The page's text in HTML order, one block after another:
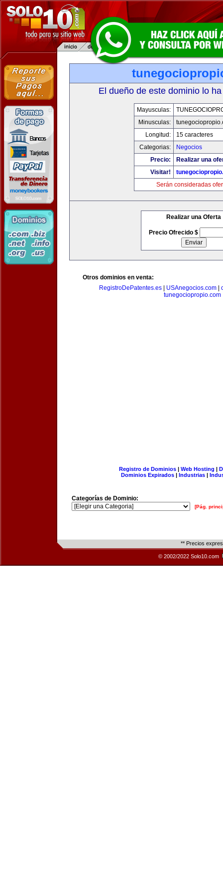
El dueño de este dominio lo
Mayusculas:
Minusculas:
Longitud:
15 caracteres
Categorias:
Negocios
Precio:
Realizar una
Visitar!
Serán consideradas
Realizar una Oferta
Precio Ofrecido $
Otros dominios en venta:
RegistroDePatentes.es
USAnegocios.com
tunegociopropio.com
Registro de Dominios| Web Hosting |
Dominios Expirados | Industrias |
Categorías de Dominio:
[Pág.
** Precios
© 2002/2022 Solo10.com